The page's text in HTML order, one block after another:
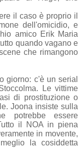
il caso è proprio il
dell'omicidio, e
amico Erik Maria
quando vagano e
che rimangono
giorno: c'è un serial
Le vittime
di prostituzione o
Joona insiste sulla
potrebbe essere
il NOA in piena
in movente,
la cosiddetta